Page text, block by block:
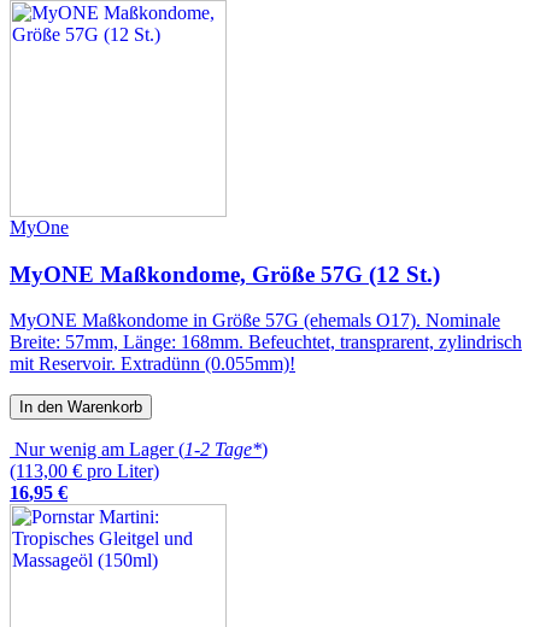
MyOne
MyONE Maßkondome, Größe 57G (12 St.)
MyONE Maßkondome in Größe 57G (ehemals O17). Nominale
Breite: 57mm, Länge: 168mm. Befeuchtet, transprarent, zylindrisch
mit Reservoir. Extradünn (0.055mm)!
In den Warenkorb
Nur wenig am Lager (1-2 Tage*)
(113,00 € pro Liter)
16,95 €